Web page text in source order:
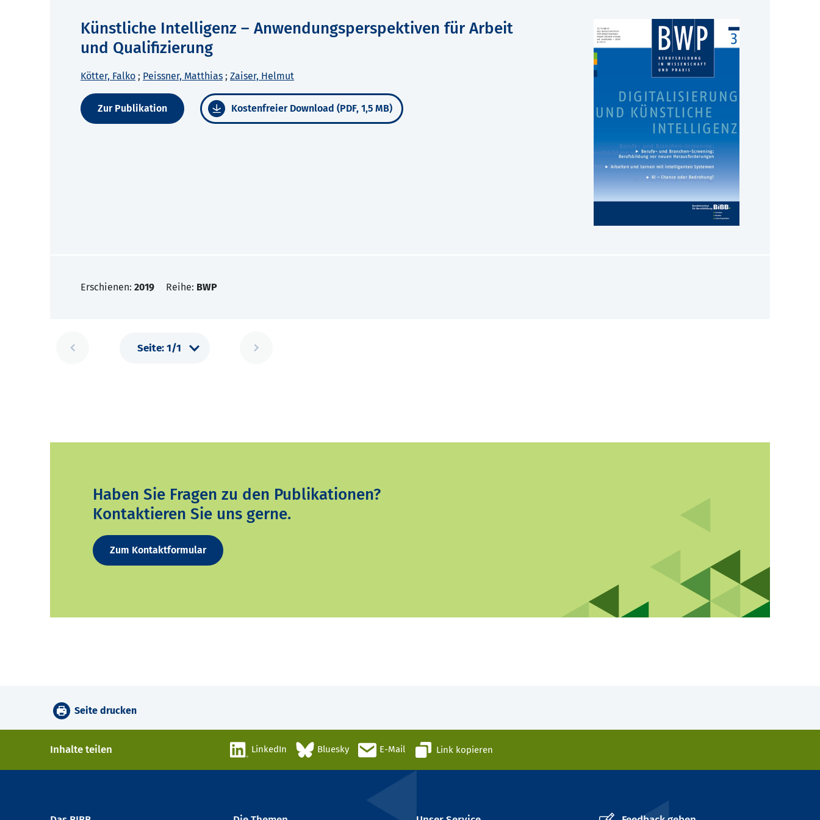
Künstliche Intelligenz – Anwendungsperspektiven für Arbeit
und Qualifizierung
Kötter, Falko ; Peissner, Matthias ; Zaiser, Helmut
Zur Publikation Kostenfreier Download (PDF, 1,5 MB)
Erschienen: 2019 Reihe: BWP
Haben Sie Fragen zu den Publikationen?
Kontaktieren Sie uns gerne.
Zum Kontaktformular
Seite drucken
Inhalte teilen LinkedIn Bluesky E-Mail Link kopieren